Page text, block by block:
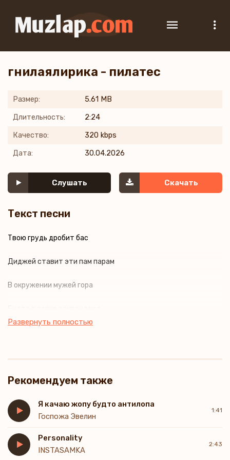
гнилаялирика - пилатес
Размер: 5.61 MB
Длительность: 2:24
Качество: 320 kbps
Дата: 30.04.2026
Слушать Скачать
Текст песни
Твою грудь дробит бас
Диджей ставит эти пам парам
В окружении мужей гора
Показав, что ты богата так
Что черта с два
Разделишь эту ночь со мной
И я проснусь в поту один
Развернуть полностью
Рекомендуем также
Я качаю жопу будто антилопа
Госпожа Эвелин
1:41
Personality
INSTASAMKA
2:43